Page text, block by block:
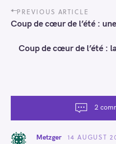
P
o
s
a
n
PREVIOUS ARTICLE
Coup de cœur de l’été :
Coup de cœur de l’été :
2
Metzger
14 AUGUST